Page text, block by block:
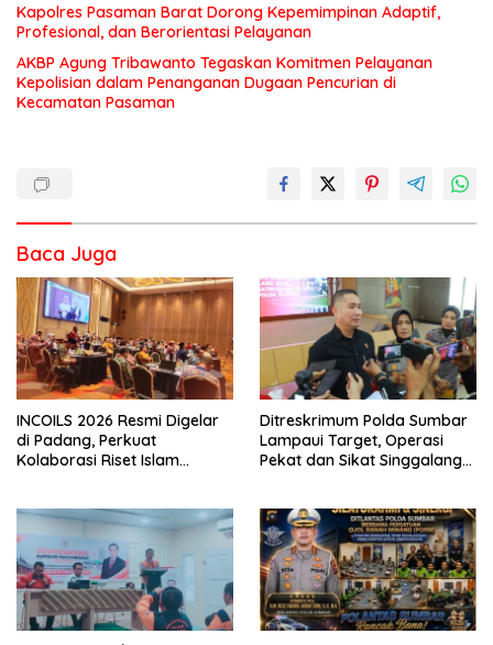
Kapolres Pasaman Barat Dorong Kepemimpinan Adaptif,
Profesional, dan Berorientasi Pelayanan
AKBP Agung Tribawanto Tegaskan Komitmen Pelayanan
Kepolisian dalam Penanganan Dugaan Pencurian di
Kecamatan Pasaman
Baca Juga
INCOILS 2026 Resmi Digelar
di Padang, Perkuat
Kolaborasi Riset Islam
Ditreskrimum Polda Sumbar
Lampaui Target, Operasi
Pekat dan Sikat Singgalang